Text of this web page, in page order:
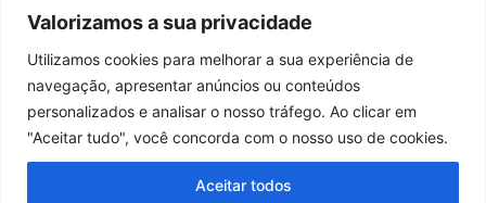
Valorizamos a sua privacidade
Utilizamos cookies para melhorar a sua experiência de
navegação, apresentar anúncios ou conteúdos
personalizados e analisar o nosso tráfego. Ao clicar em
"Aceitar tudo", você concorda com o nosso uso de cookies.
Aceitar todos